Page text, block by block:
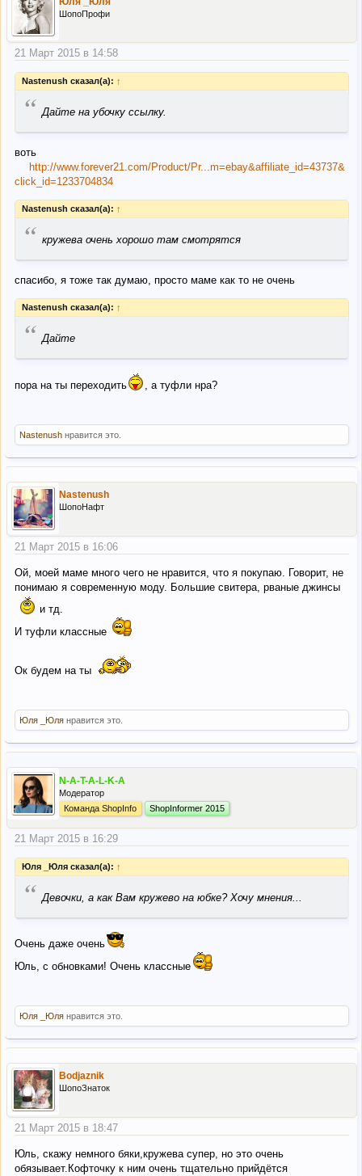
ШопоПрофи
21 Март 2015 в 14:58
Nastenush сказал(а): ↑
“ Дайте на убочку ссылку.
воть
http://www.forever21.com/Product/Pr...m=ebay&affiliate_id=43737&
click_id=1233704834
Nastenush сказал(а): ↑
“ кружева очень хорошо там смотрятся
спасибо, я тоже так думаю, просто маме как то не очень
Nastenush сказал(а): ↑
“ Дайте
пора на ты переходить , а туфли нра?
Nastenush нравится это.
Nastenush
ШопоНафт
21 Март 2015 в 16:06
Ой, моей маме много чего не нравится, что я покупаю. Говорит, не
понимаю я современную моду. Большие свитера, рваные джинсы
и тд.
И туфли классные
Ок будем на ты
Юля _Юля нравится это.
N-A-T-A-L-K-A
Модератор
Команда ShopInfo
ShopInformer 2015
21 Март 2015 в 16:29
Юля _Юля сказал(а): ↑
“ Девочки, а как Вам кружево на юбке? Хочу мнения...
Очень даже очень
Юль, с обновками! Очень классные
Юля _Юля нравится это.
Bodjaznik
ШопоЗнаток
21 Март 2015 в 18:47
Юль, скажу немного бяки,кружева супер, но это очень
обязывает.Кофточку к ним очень тщательно прийдётся